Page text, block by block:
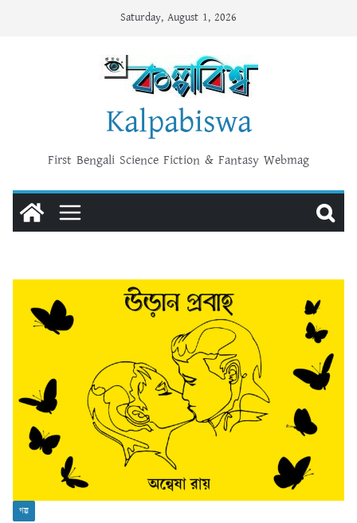
Saturday, August 1, 2026
Kalpabiswa
First Bengali Science Fiction & Fantasy Webmag
গল্প